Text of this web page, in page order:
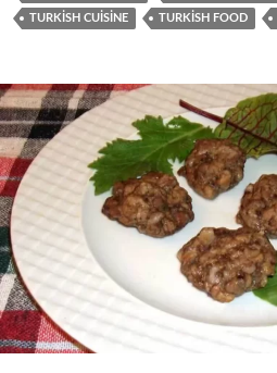
TURKISH CUISINE TURKISH FOOD